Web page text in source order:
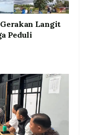
Langit
Peduli